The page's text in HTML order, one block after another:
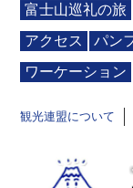
富士山巡礼の旅
アクセス
パン
ワーケーション
観光連盟について